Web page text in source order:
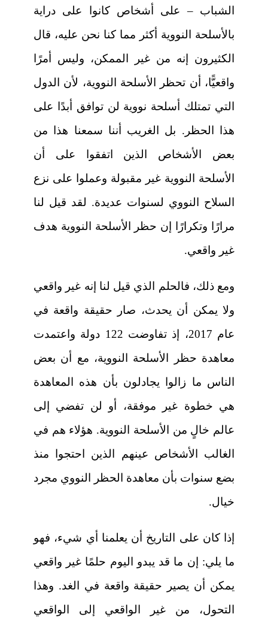
الشباب – على أشخاص كانوا على دراية
بالأسلحة النووية أكثر مما كنا نحن عليه، قال
الكثيرون إنه من غير الممكن، وليس أمرًا
واقعيًّا، أن تحظر الأسلحة النووية، لأن الدول
التي تمتلك أسلحة نووية لن توافق أبدًا على
هذا الحظر. بل الغريب أننا سمعنا هذا من
بعض الأشخاص الذين اتفقوا على أن
الأسلحة النووية غير مقبولة وعملوا على نزع
السلاح النووي لسنوات عديدة. لقد قيل لنا
مرارًا وتكرارًا إن حظر الأسلحة النووية هدف
غير واقعي.
ومع ذلك، فالحلم الذي قيل لنا إنه غير واقعي
ولا يمكن أن يحدث، صار حقيقة واقعة في
عام 2017، إذ تفاوضت 122 دولة واعتمدت
معاهدة حظر الأسلحة النووية، مع أن بعض
الناس ما زالوا يجادلون بأن هذه المعاهدة
هي خطوة غير موفقة، أو لن تفضي إلى
عالم خالٍ من الأسلحة النووية. هؤلاء هم في
الغالب الأشخاص عينهم الذين احتجوا منذ
بضع سنوات بأن معاهدة الحظر النووي مجرد
خيال.
إذا كان على التاريخ أن يعلمنا أي شيء، فهو
ما يلي: إن ما قد يبدو اليوم حلمًا غير واقعي
يمكن أن يصير حقيقة واقعة في الغد. وهذا
التحول، من غير الواقعي إلى الواقعي